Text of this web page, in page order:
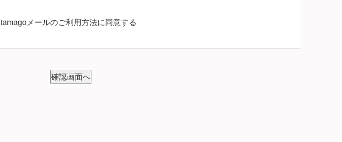
tamagoメールのご利用方法に同意する